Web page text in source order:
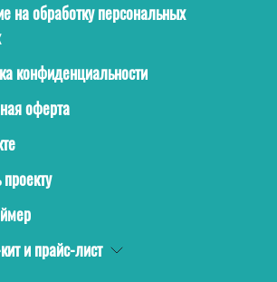
на обработку персональных
конфиденциальности
оферта
и прайс-лист